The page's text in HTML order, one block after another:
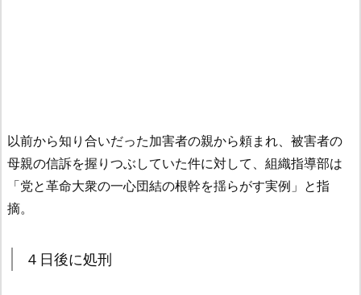
以前から知り合いだった加害者の親から頼まれ、被害者の
母親の信訴を握りつぶしていた件に対して、組織指導部は
「党と革命大衆の一心団結の根幹を揺らがす実例」と指
摘。
４日後に処刑